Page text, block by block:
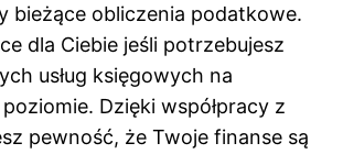
bieżące obliczenia podatkowe.
dla Ciebie jeśli potrzebujesz
usług księgowych na
Dzięki współpracy z
pewność, że Twoje finanse są